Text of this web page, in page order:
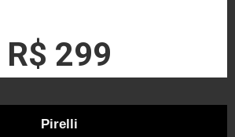
R$ 299
Pirelli